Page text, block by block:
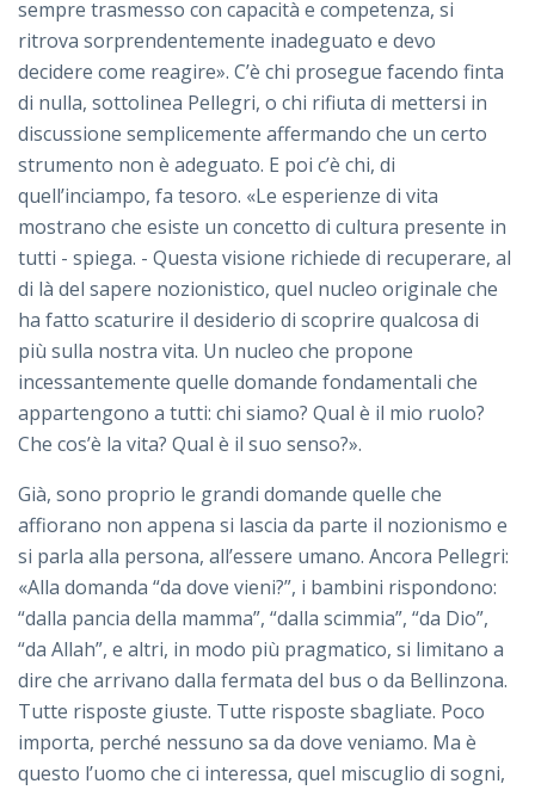
sempre trasmesso con capacità e competenza, si
ritrova sorprendentemente inadeguato e devo
decidere come reagire». C’è chi prosegue facendo finta
di nulla, sottolinea Pellegri, o chi rifiuta di mettersi in
discussione semplicemente affermando che un certo
strumento non è adeguato. E poi c’è chi, di
quell’inciampo, fa tesoro. «Le esperienze di vita
mostrano che esiste un concetto di cultura presente in
tutti - spiega. - Questa visione richiede di recuperare, al
di là del sapere nozionistico, quel nucleo originale che
ha fatto scaturire il desiderio di scoprire qualcosa di
più sulla nostra vita. Un nucleo che propone
incessantemente quelle domande fondamentali che
appartengono a tutti: chi siamo? Qual è il mio ruolo?
Che cos’è la vita? Qual è il suo senso?».
Già, sono proprio le grandi domande quelle che
affiorano non appena si lascia da parte il nozionismo e
si parla alla persona, all’essere umano. Ancora Pellegri:
«Alla domanda “da dove vieni?”, i bambini rispondono:
“dalla pancia della mamma”, “dalla scimmia”, “da Dio”,
“da Allah”, e altri, in modo più pragmatico, si limitano a
dire che arrivano dalla fermata del bus o da Bellinzona.
Tutte risposte giuste. Tutte risposte sbagliate. Poco
importa, perché nessuno sa da dove veniamo. Ma è
questo l’uomo che ci interessa, quel miscuglio di sogni,